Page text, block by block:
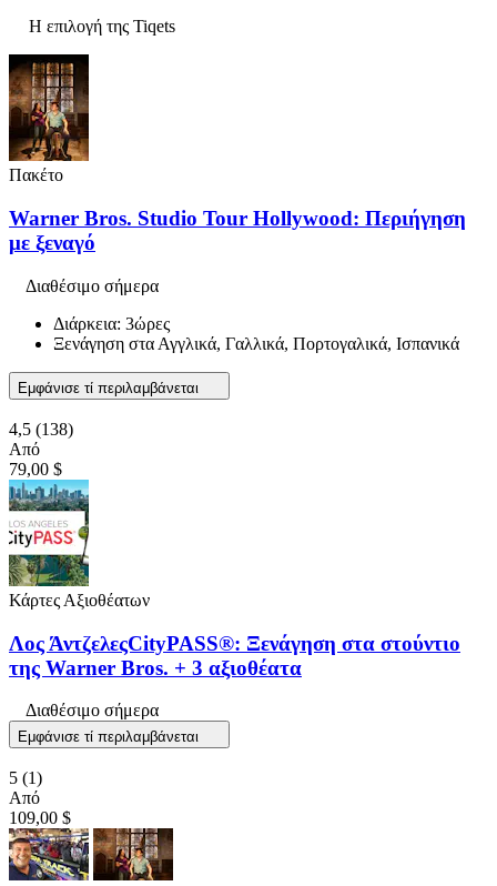
Η επιλογή της Tiqets
Πακέτο
Warner Bros. Studio Tour Hollywood: Περιήγηση
με ξεναγό
Διαθέσιμο σήμερα
Διάρκεια: 3ώρες
Ξενάγηση στα Αγγλικά, Γαλλικά, Πορτογαλικά, Ισπανικά
Εμφάνισε τί περιλαμβάνεται
4,5 (138)
Από
79,00 $
Κάρτες Αξιοθέατων
Λος ΆντζελεςCityPASS®: Ξενάγηση στα στούντιο
της Warner Bros. + 3 αξιοθέατα
Διαθέσιμο σήμερα
Εμφάνισε τί περιλαμβάνεται
5 (1)
Από
109,00 $